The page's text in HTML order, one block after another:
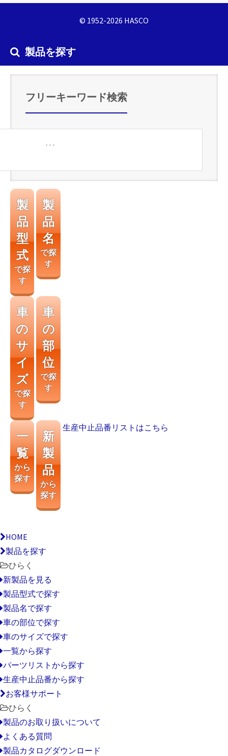
© 1952-2026 HASCO
製品を探す
フリーキーワード検索
製
品
型
式
で探
す
製
品
名
で探
す
車
の
サ
イ
ズ
で探
す
車
の
部
位
で探
す
一
覧
から
探す
新
製
品
から
探す
生産中止品番リストはこちら
HOME
製品を探す
ひらく
新製品を見る
製品型式で探す
製品名で探す
車の部位で探す
車のサイズで探す
一覧から探す
パーツリストから探す
生産中止品番から探す
お客様サポート
ひらく
製品のお取り扱いについて
よくある質問
製品カタログダウンロード